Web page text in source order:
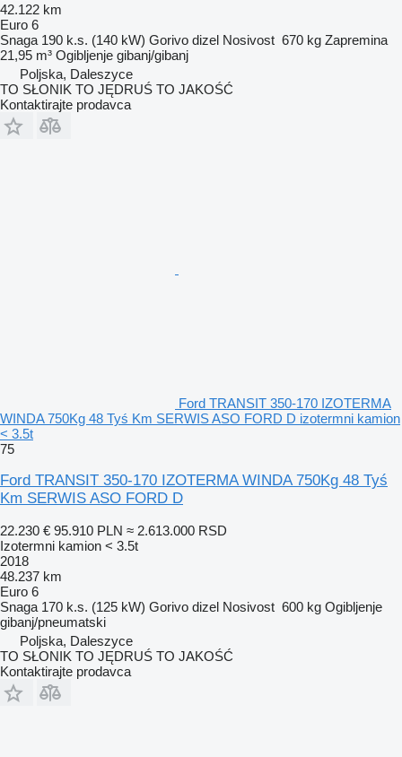
42.122 km
Euro 6
Snaga 190 k.s. (140 kW) Gorivo dizel Nosivost 670 kg Zapremina
21,95 m³ Ogibljenje gibanj/gibanj
Poljska, Daleszyce
TO SŁONIK TO JĘDRUŚ TO JAKOŚĆ
Kontaktirajte prodavca
Ford TRANSIT 350-170 IZOTERMA
WINDA 750Kg 48 Tyś Km SERWIS ASO FORD D izotermni kamion
< 3.5t
75
Ford TRANSIT 350-170 IZOTERMA WINDA 750Kg 48 Tyś
Km SERWIS ASO FORD D
22.230 € 95.910 PLN ≈ 2.613.000 RSD
Izotermni kamion < 3.5t
2018
48.237 km
Euro 6
Snaga 170 k.s. (125 kW) Gorivo dizel Nosivost 600 kg Ogibljenje
gibanj/pneumatski
Poljska, Daleszyce
TO SŁONIK TO JĘDRUŚ TO JAKOŚĆ
Kontaktirajte prodavca